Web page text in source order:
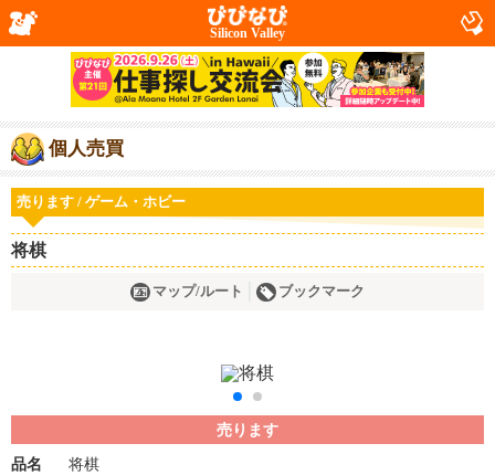
Silicon Valley
個人売買
売ります / ゲーム・ホビー
将棋
マップ/ルート ブックマーク
売ります
品名
将棋